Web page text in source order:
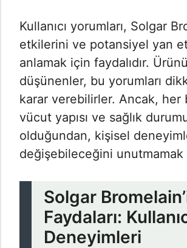
Kullanıcı yorumları, Solgar
etkilerini ve potansiyel yan
anlamak için faydalıdır.
düşünenler, bu yorumları
karar verebilirler. Ancak, her
vücut yapısı ve sağlık
olduğundan, kişisel
değişebileceğini unutmamak
Solgar
Faydaları:
Deneyimleri